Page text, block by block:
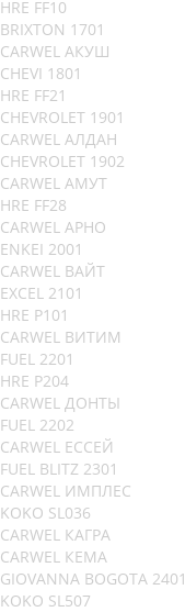
HRE FF10
BRIXTON 1701
CARWEL АКУШ
CHEVI 1801
HRE FF21
CHEVROLET 1901
CARWEL АЛДАН
CHEVROLET 1902
CARWEL АМУТ
HRE FF28
CARWEL АРНО
ENKEI 2001
CARWEL ВАЙТ
EXCEL 2101
HRE P101
CARWEL ВИТИМ
FUEL 2201
HRE P204
CARWEL ДОНТЫ
FUEL 2202
CARWEL ЕССЕЙ
FUEL BLITZ 2301
CARWEL ИМПЛЕС
KOKO SL036
CARWEL КАГРА
CARWEL КЕМА
GIOVANNA BOGOTA 2401
KOKO SL507